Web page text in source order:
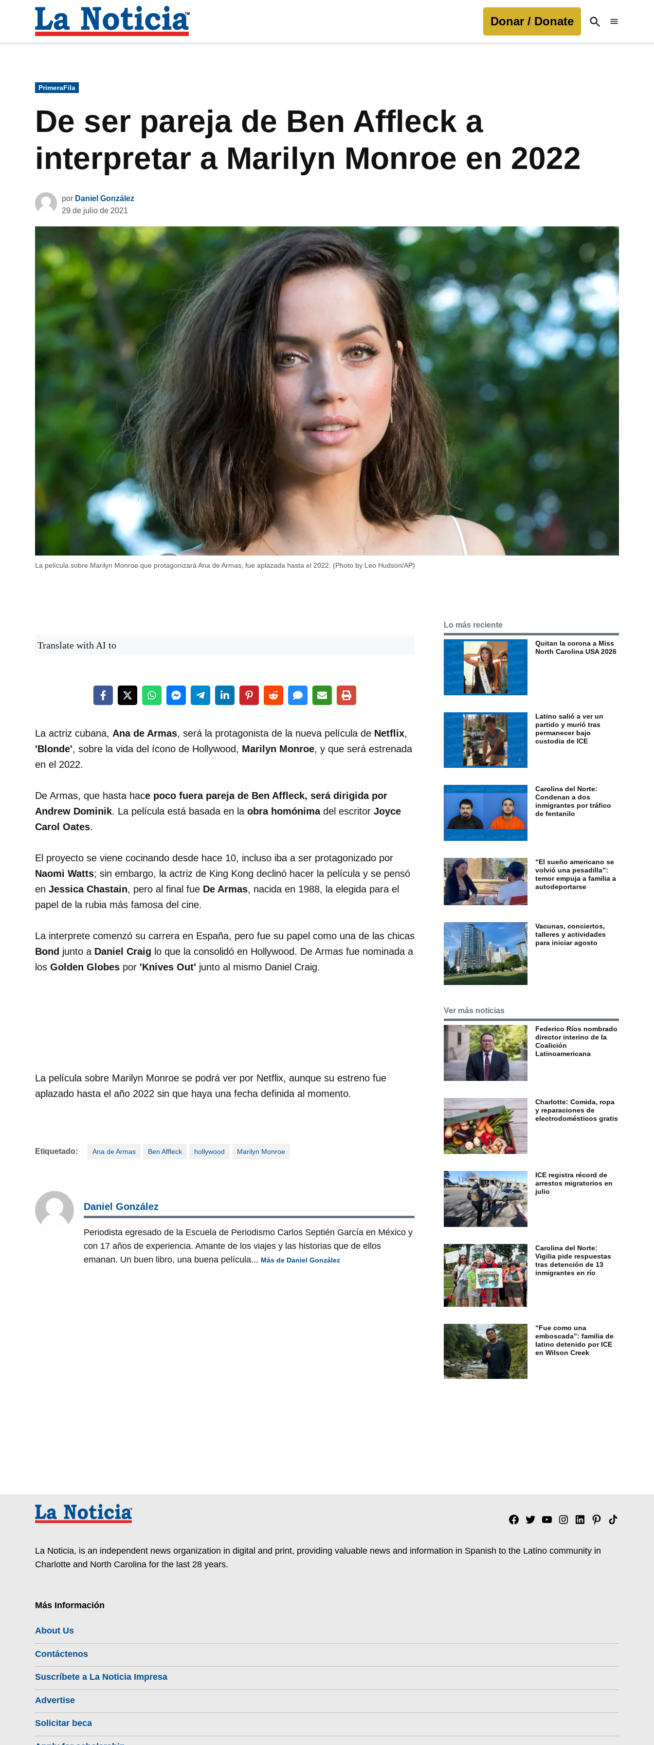
contenido
Noticia
Donar / Donate
Open
Search
Publicado
en
PrimeraFila
De ser pareja de Ben Affleck a
interpretar a Marilyn Monroe en 2022
por Daniel González
29 de julio de 2021
La película sobre Marilyn Monroe que protagonizará Ana de Armas, fue aplazada hasta el 2022. (Photo by Leo Hudson/AP)
Translate with AI to
La actriz cubana, Ana de Armas, será la protagonista de la nueva película de Netflix,
'Blonde', sobre la vida del ícono de Hollywood, Marilyn Monroe, y que será estrenada
en el 2022.
De Armas, que hasta hace poco fuera pareja de Ben Affleck, será dirigida por
Andrew Dominik. La película está basada en la obra homónimadel escritor Joyce
Carol Oates.
El proyecto se viene cocinando desde hace 10, incluso iba a ser protagonizado por
Naomi Watts; sin embargo, la actriz de King Kong declinó hacer la película y se pensó
en Jessica Chastain, pero al final fue De Armas, nacida en 1988, la elegida para el
papel de la rubia más famosa del cine.
La interprete comenzó su carrera en España, pero fue su papel como una de las chicas
Bond junto a Daniel Craig lo que la consolidó en Hollywood. De Armas fue nominada a
los Golden Globes por 'Knives Out' junto al mismo Daniel Craig.
La película sobre Marilyn Monroe se podrá ver por Netflix, aunque su estreno fue
aplazado hasta el año 2022 sin que haya una fecha definida al momento.
Etiquetado: Ana de Armas Ben Affleck hollywood Marilyn Monroe
Daniel González
Periodista egresado de la Escuela de Periodismo Carlos Septién García en México y
con 17 años de experiencia. Amante de los viajes y las historias que de ellos
emanan. Un buen libro, una buena película... Más de Daniel González
Lo más reciente
Quitan la corona a Miss
North Carolina USA 2026
Latino salió a ver un
partido y murió tras
permanecer bajo
custodia de ICE
Carolina del Norte:
Condenan a dos
inmigrantes por tráfico
de fentanilo
“El sueño americano se
volvió una pesadilla”:
temor empuja a familia a
autodeportarse
Vacunas, conciertos,
talleres y actividades
para iniciar agosto
Ver más noticias
Federico Ríos nombrado
director interino de la
Coalición
Latinoamericana
Charlotte: Comida, ropa
y reparaciones de
electrodomésticos gratis
ICE registra récord de
arrestos migratorios en
julio
Carolina del Norte:
Vigilia pide respuestas
tras detención de 13
inmigrantes en río
“Fue como una
emboscada”: familia de
latino detenido por ICE
en Wilson Creek
Facebook
TwitterYouTubeInstagram
Linkedin
Pinterest
Tik
La Noticia, is an independent news organization in digital and print, providing valuable news and information in Spanish to the Latino community in
Charlotte and North Carolina for the last 28 years.
Más Información
About Us
Contáctenos
Suscríbete a La Noticia Impresa
Advertise
Solicitar beca